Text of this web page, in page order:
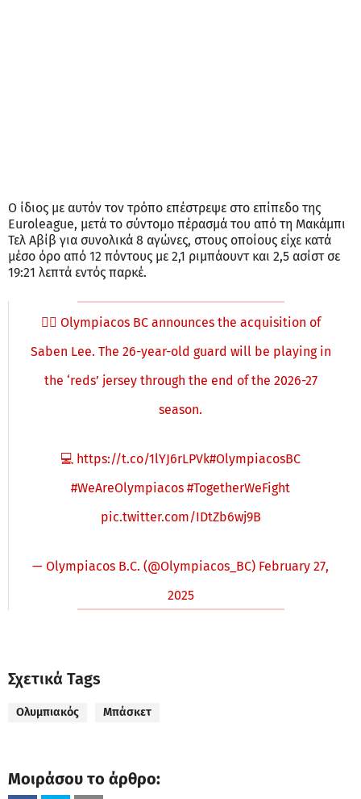
Ο ίδιος με αυτόν τον τρόπο επέστρεψε στο επίπεδο της
Euroleague, μετά το σύντομο πέρασμά του από τη Μακάμπι
Τελ Αβίβ για συνολικά 8 αγώνες, στους οποίους είχε κατά
μέσο όρο από 12 πόντους με 2,1 ριμπάουντ και 2,5 ασίστ σε
19:21 λεπτά εντός παρκέ.
✍🏽 Olympiacos BC announces the acquisition of
Saben Lee. The 26-year-old guard will be playing in
the ‘reds’ jersey through the end of the 2026-27
season.
💻 https://t.co/1lYJ6rLPVk#OlympiacosBC
#WeAreOlympiacos #TogetherWeFight
pic.twitter.com/IDtZb6wj9B
— Olympiacos B.C. (@Olympiacos_BC) February 27,
2025
Σχετικά Tags
Ολυμπιακός Μπάσκετ
Μοιράσου το άρθρο: